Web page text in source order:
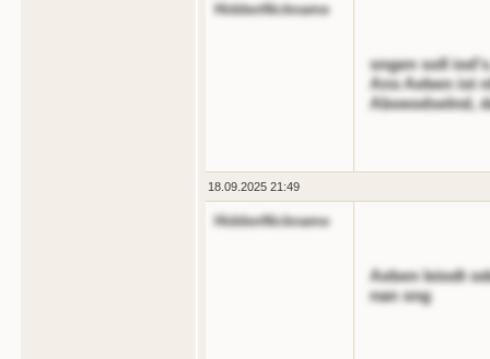
HiddenNickname
sngen soll
Ans Aeben ist
Aboeodselnd,
18.09.2025 21:49
HiddenNickname
Aeben leiodt
nan sng